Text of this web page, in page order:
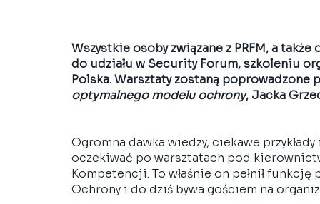
Wszystkie osoby związane z PRFM, a
do udziału w Security Forum, szkoleniu
Polska. Warsztaty zostaną poprowadzone
optymalnego modelu ochrony, Jacka
Ogromna dawka wiedzy, ciekawe
oczekiwać po warsztatach pod
Kompetencji. To właśnie on pełnił
Ochrony i do dziś bywa gościem na